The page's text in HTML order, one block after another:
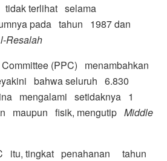
terlihat selama
pada tahun 1987 dan
Resalah
Committee (PPC) menambahkan
bahwa seluruh 6.830
mengalami setidaknya 1
maupun fisik, mengutip Middle
itu, tingkat penahanan tahun